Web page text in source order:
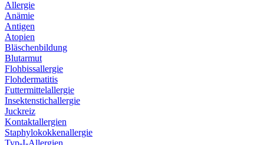
Allergie
Anämie
Antigen
Atopien
Bläschenbildung
Blutarmut
Flohbissallergie
Flohdermatitis
Futtermittelallergie
Insektenstichallergie
Juckreiz
Kontaktallergien
Staphylokokkenallergie
Typ-I-Allergien